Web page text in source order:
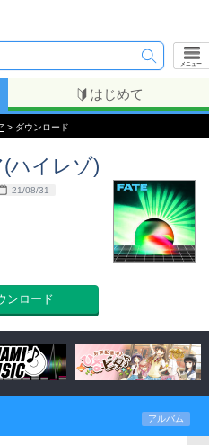
メニュー
はじめて
> ダウンロード
ハイレゾ)
21/08/31
ンロード
アルバム